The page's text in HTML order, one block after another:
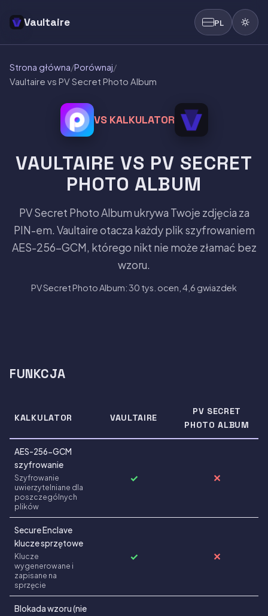
Vaultaire PL
Strona główna/Porównaj/
Vaultaire vs PV Secret Photo Album
VS KALKULATOR
VAULTAIRE VS PV SECRET
PHOTO ALBUM
PV Secret Photo Album ukrywa Twoje zdjęcia za
PIN-em. Vaultaire otacza każdy plik szyfrowaniem
AES-256-GCM, którego nikt nie może złamać bez
wzoru.
PV Secret Photo Album: 30 tys. ocen, 4,6 gwiazdek
FUNKCJA
KALKULATOR VAULTAIRE
PV SECRET
PHOTO ALBUM
AES-256-GCM
szyfrowanie
Szyfrowanie
uwierzytelniane dla
poszczególnych
plików
✓ ✕
Secure Enclave
klucze sprzętowe
Klucze
wygenerowane i
zapisane na
sprzęcie
✓ ✕
Blokada wzoru (nie